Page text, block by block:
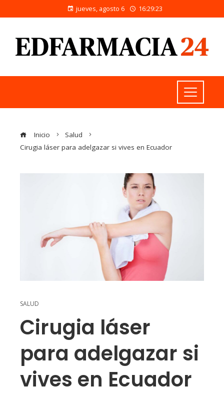
jueves, agosto 6 16:29:23
Inicio
Salud
Cirugia láser para adelgazar si vives en Ecuador
SALUD
Cirugia láser
para adelgazar si
vives en Ecuador